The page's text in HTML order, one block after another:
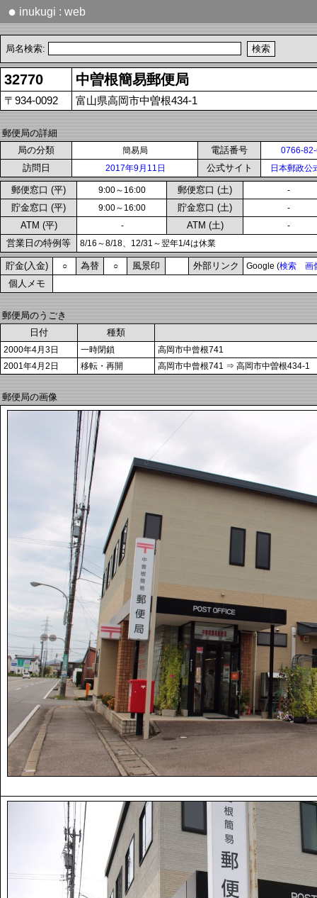
● inukugi : web
局名検索:
32770 中曽根簡易郵便局
〒934-0092 富山県高岡市中曽根434-1
郵便局の詳細
局の分類
簡易局 電話番号 0766-
訪問日 2017年9月11日 公式サイト 日本郵政公
郵便窓口 (平) 9:00～16:00 郵便窓口 (土) -
貯金窓口 (平) 9:00～16:00 貯金窓口 (土) -
ATM (平) - ATM (土) -
営業日の特例等 8/16～8/18、12/31～翌年1/4は休業
貯金(入金) ○ 為替 ○ 風景印 外部リンク Google (検索 画
個人メモ
郵便局のうごき
日付
種類
2000年4月3日 一時閉鎖
高岡市中曾根741
2001年4月2日
移転・再開 高岡市中曾根741 ⇒ 高岡市中曽根434-1
郵便局の画像